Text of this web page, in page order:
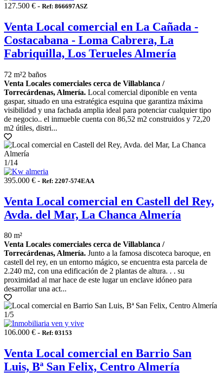
127.500 € - Ref: 866697ASZ
Venta Local comercial en La Cañada -
Costacabana - Loma Cabrera, La
Fabriquilla, Los Terueles Almería
72 m²2 baños
Venta Locales comerciales cerca de Villablanca /
Torrecárdenas, Almería. Local comercial diponible en venta
gaspar, situado en una estratégica esquina que garantiza máxima
visibilidad y una fachada amplia ideal para potenciar cualquier tipo
de negocio.. el inmueble cuenta con 86,52 m2 construidos y 72,20
m2 útiles, distri...
1/14
395.000 € - Ref: 2207-574EAA
Venta Local comercial en Castell del Rey,
Avda. del Mar, La Chanca Almería
80 m²
Venta Locales comerciales cerca de Villablanca /
Torrecárdenas, Almería. Junto a la famosa discoteca baroque, en
castell del rey, en un entorno mágico, se encuentra esta parcela de
2.240 m2, con una edificación de 2 plantas de altura. . . su
proximidad al mar hace de este lugar un enclave idóneo para
desarrollar una act...
1/5
106.000 € - Ref: 03153
Venta Local comercial en Barrio San
Luis, Bª San Felix, Centro Almería